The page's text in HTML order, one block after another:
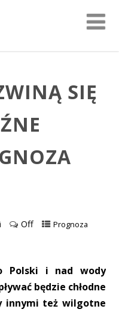
SIĘ
Off
Prognoza
Polski i nad wody
będzie chłodne
innymi też wilgotne